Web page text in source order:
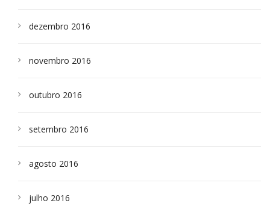
dezembro 2016
novembro 2016
outubro 2016
setembro 2016
agosto 2016
julho 2016